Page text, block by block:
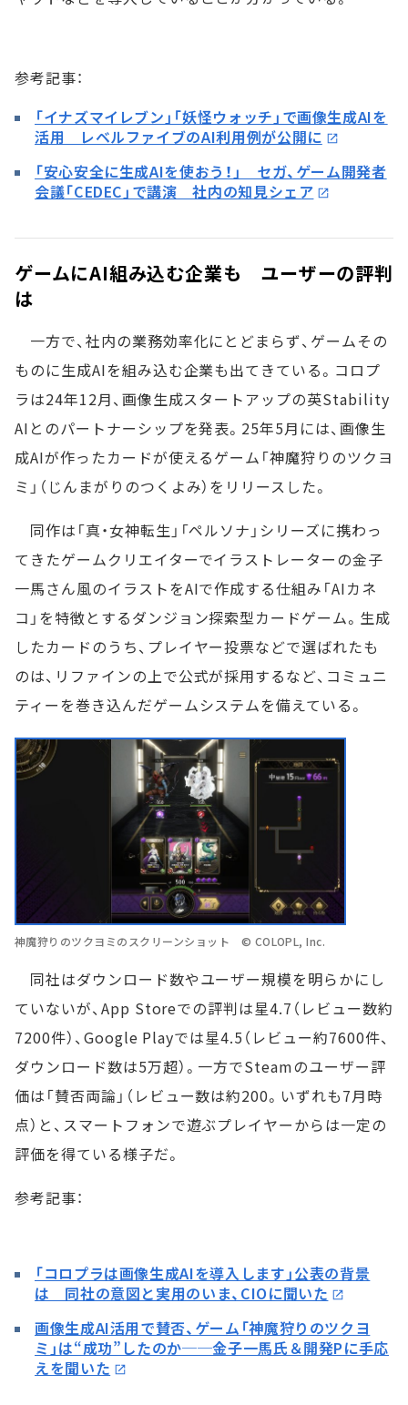
参考記事：
「イナズマイレブン」「妖怪ウォッチ」で画像生成AIを
活用 レベルファイブのAI利用例が公開に
「安心安全に生成AIを使おう！」 セガ、ゲーム開発者
会議「CEDEC」で講演 社内の知見シェア
ゲームにAI組み込む企業も ユーザーの評判
は
一方で、社内の業務効率化にとどまらず、ゲームその
ものに生成AIを組み込む企業も出てきている。コロプ
ラは24年12月、画像生成スタートアップの英Stability
AIとのパートナーシップを発表。25年5月には、画像生
成AIが作ったカードが使えるゲーム「神魔狩りのツクヨ
ミ」（じんまがりのつくよみ）をリリースした。
同作は「真・女神転生」「ペルソナ」シリーズに携わっ
てきたゲームクリエイターでイラストレーターの金子
一馬さん風のイラストをAIで作成する仕組み「AIカネ
コ」を特徴とするダンジョン探索型カードゲーム。生成
したカードのうち、プレイヤー投票などで選ばれたも
のは、リファインの上で公式が採用するなど、コミュニ
ティーを巻き込んだゲームシステムを備えている。
神魔狩りのツクヨミのスクリーンショット © COLOPL, Inc.
同社はダウンロード数やユーザー規模を明らかにし
ていないが、App Storeでの評判は星4.7（レビュー数約
7200件）、Google Playでは星4.5（レビュー約7600件、
ダウンロード数は5万超）。一方でSteamのユーザー評
価は「賛否両論」（レビュー数は約200。いずれも7月時
点）と、スマートフォンで遊ぶプレイヤーからは一定の
評価を得ている様子だ。
参考記事：
「コロプラは画像生成AIを導入します」公表の背景
は 同社の意図と実用のいま、CIOに聞いた
画像生成AI活用で賛否、ゲーム「神魔狩りのツクヨ
ミ」は“成功”したのか──金子一馬氏＆開発Pに手応
えを聞いた